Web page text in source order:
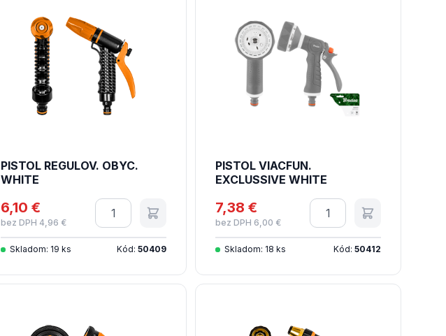
PISTOL REGULOV. OBYC.
WHITE
6,10 €
bez DPH 4,96 €
Množstvo
Skladom: 19 ks Kód: 50409
PISTOL VIACFUN.
EXCLUSSIVE WHITE
7,38 €
bez DPH 6,00 €
Množstvo
Skladom: 18 ks Kód: 50412